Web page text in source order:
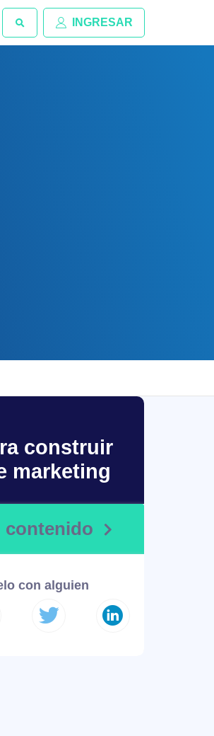
INGRESAR
construir
marketing
contenido
con alguien